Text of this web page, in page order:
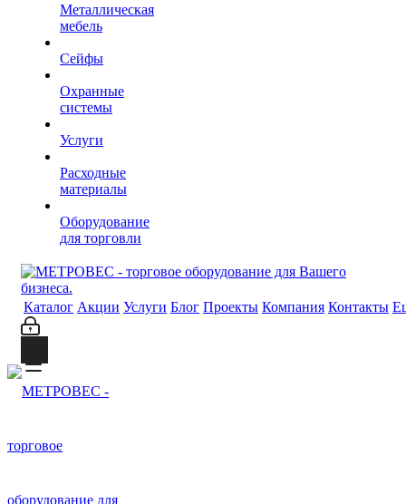
Металлическая
мебель
Сейфы
Охранные
системы
Услуги
Расходные
материалы
Оборудование
для торговли
Каталог Акции Услуги Блог Проекты Компания Контакты